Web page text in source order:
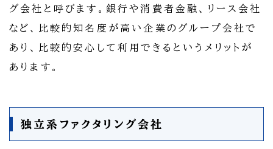
グ会社と呼びます。銀行や消費者金融、リース会社
など、比較的知名度が高い企業のグループ会社で
あり、比較的安心して利用できるというメリットが
あります。
独立系ファクタリング会社